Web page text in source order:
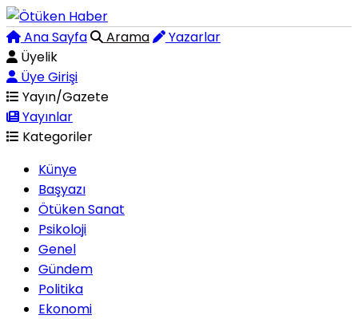
Ana Sayfa Arama
Yazarlar
Üyelik
Üye Girişi
Yayın/Gazete
Yayınlar
Kategoriler
Künye
Başyazı
Ötüken Sanat
Psikoloji
Genel
Gündem
Politika
Ekonomi